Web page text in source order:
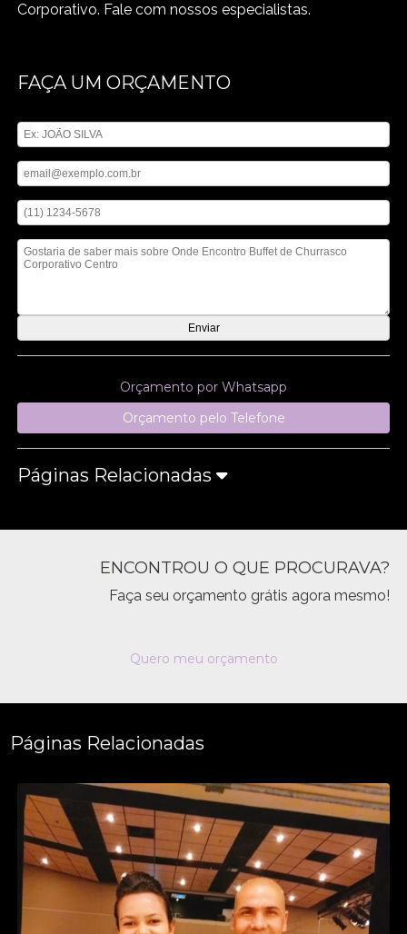
Corporativo. Fale com nossos especialistas.
FAÇA UM ORÇAMENTO
Orçamento por Whatsapp
Orçamento pelo Telefone
Páginas Relacionadas
ENCONTROU O QUE PROCURAVA?
Faça seu orçamento grátis agora mesmo!
Quero meu orçamento
Páginas Relacionadas